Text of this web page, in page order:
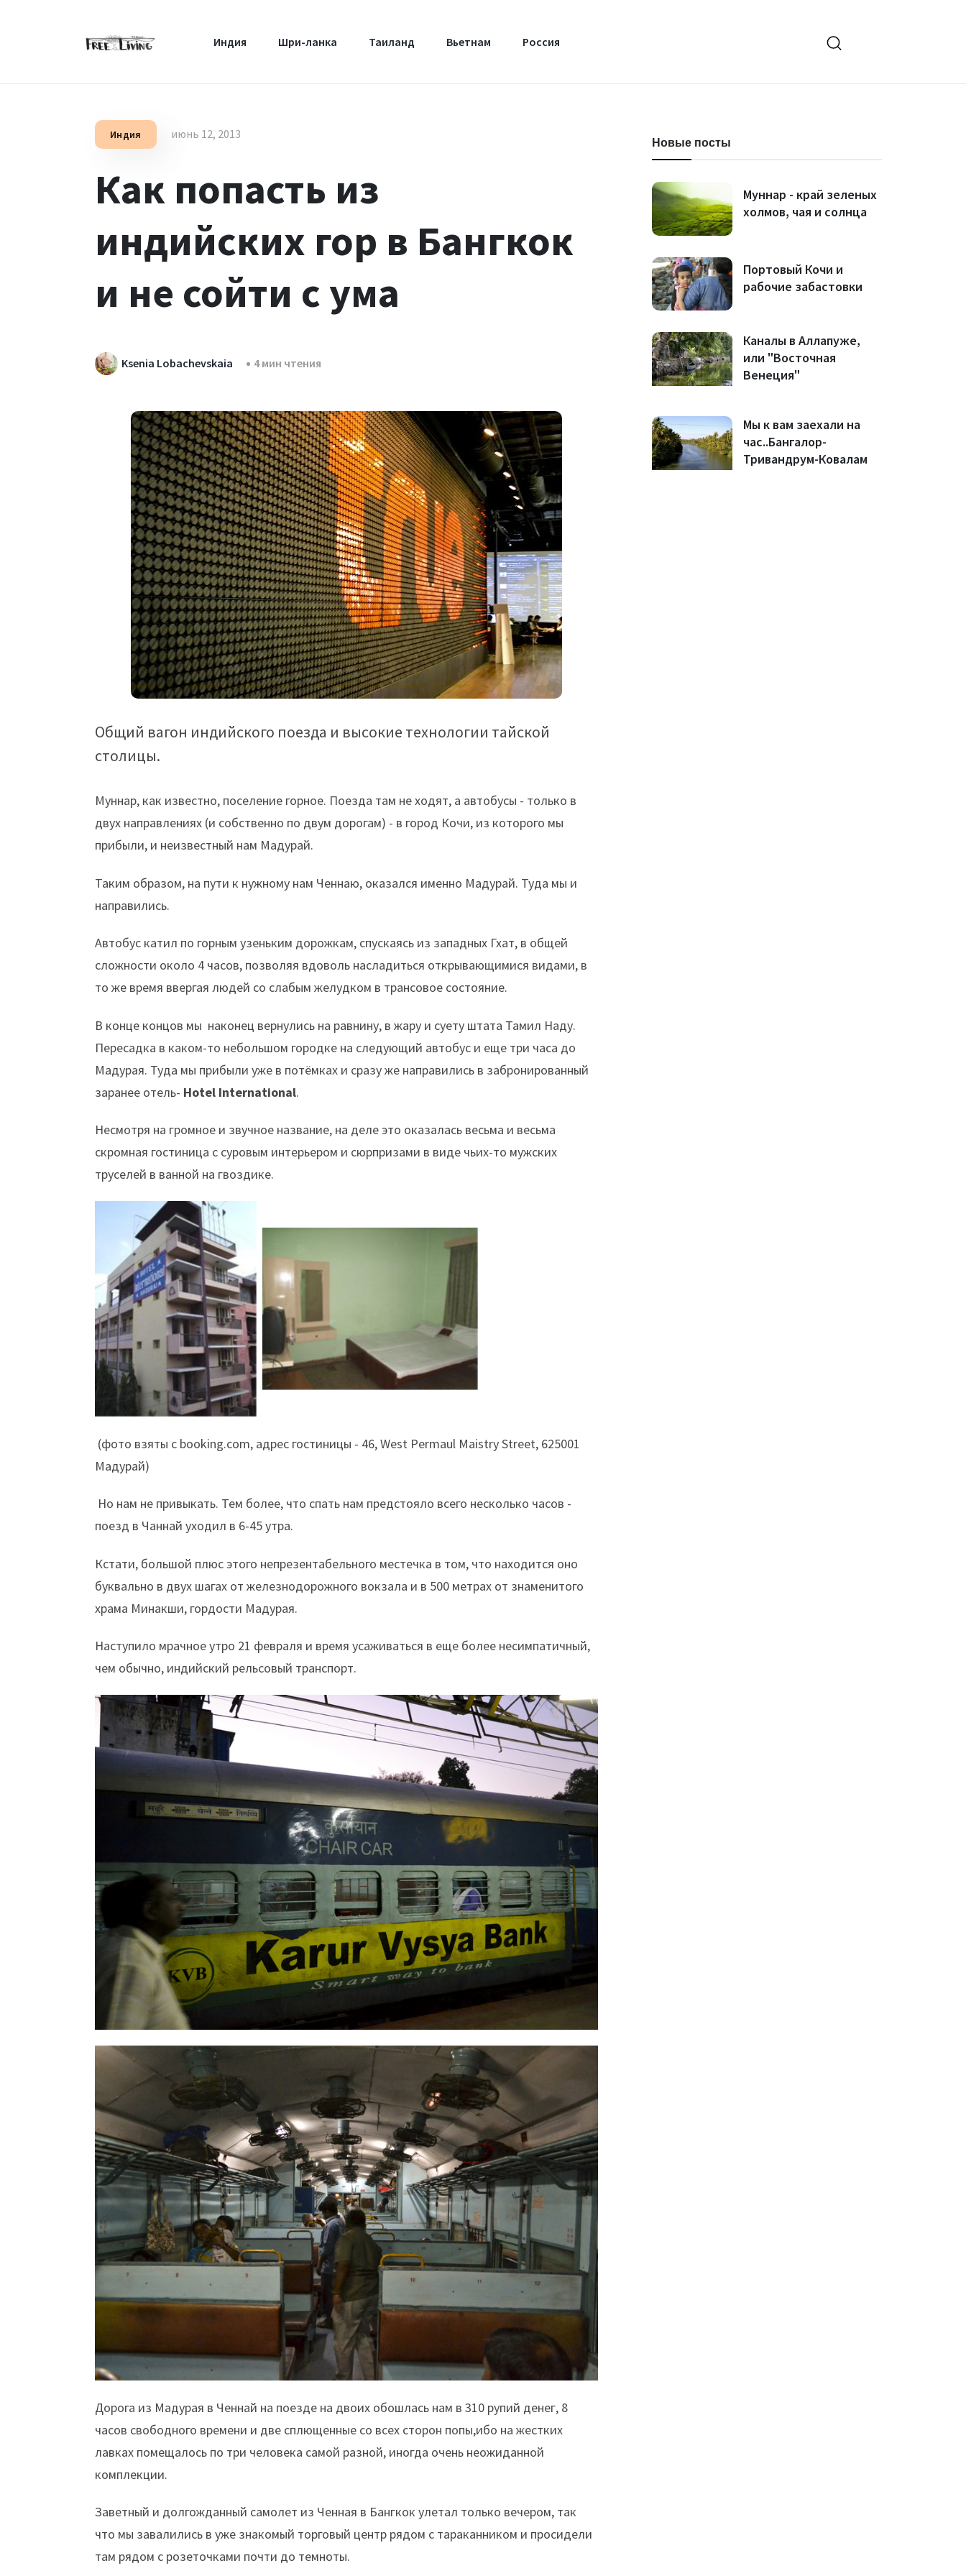
Индия Шри-ланка Таиланд Вьетнам Россия
Индия июнь 12, 2013
Как попасть из
индийских гор в Бангкок
и не сойти с ума
Ksenia Lobachevskaia 4 мин чтения
Общий вагон индийского поезда и высокие технологии тайской
столицы.
Муннар, как известно, поселение горное. Поезда там не ходят, а автобусы - только в
двух направлениях (и собственно по двум дорогам) - в город Кочи, из которого мы
прибыли, и неизвестный нам Мадурай.
Таким образом, на пути к нужному нам Ченнаю, оказался именно Мадурай. Туда мы и
направились.
Автобус катил по горным узеньким дорожкам, спускаясь из западных Гхат, в общей
сложности около 4 часов, позволяя вдоволь насладиться открывающимися видами, в
то же время ввергая людей со слабым желудком в трансовое состояние.
В конце концов мы наконец вернулись на равнину, в жару и суету штата Тамил Наду.
Пересадка в каком-то небольшом городке на следующий автобус и еще три часа до
Мадурая. Туда мы прибыли уже в потёмках и сразу же направились в забронированный
заранее отель- Hotel International.
Несмотря на громное и звучное название, на деле это оказалась весьма и весьма
скромная гостиница с суровым интерьером и сюрпризами в виде чьих-то мужских
труселей в ванной на гвоздике.
(фото взяты с booking.com, адрес гостиницы - 46, West Permaul Maistry Street, 625001
Мадурай)
Но нам не привыкать. Тем более, что спать нам предстояло всего несколько часов -
поезд в Чаннай уходил в 6-45 утра.
Кстати, большой плюс этого непрезентабельного местечка в том, что находится оно
буквально в двух шагах от железнодорожного вокзала и в 500 метрах от знаменитого
храма Минакши, гордости Мадурая.
Наступило мрачное утро 21 февраля и время усаживаться в еще более несимпатичный,
чем обычно, индийский рельсовый транспорт.
Дорога из Мадурая в Ченнай на поезде на двоих обошлась нам в 310 рупий денег, 8
часов свободного времени и две сплющенные со всех сторон попы,ибо на жестких
лавках помещалось по три человека самой разной, иногда очень неожиданной
комплекции.
Заветный и долгожданный самолет из Ченная в Бангкок улетал только вечером, так
что мы завалились в уже знакомый торговый центр рядом с тараканником и просидели
там рядом с розеточками почти до темноты.
Новые посты
Муннар - край зеленых
холмов, чая и солнца
Портовый Кочи и
рабочие забастовки
Каналы в Аллапуже,
или "Восточная
Венеция"
Мы к вам заехали на
час..Бангалор-
Тривандрум-Ковалам